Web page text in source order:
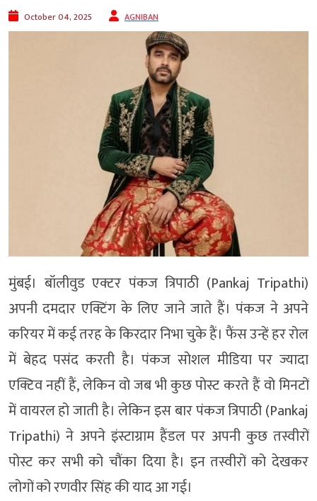
October 04, 2025 AGNIBAN
मुंबई। बॉलीवुड एक्टर पंकज त्रिपाठी (Pankaj Tripathi)
अपनी दमदार एक्टिंग के लिए जाने जाते हैं। पंकज ने अपने
करियर में कई तरह के किरदार निभा चुके हैं। फैंस उन्हें हर रोल
में बेहद पसंद करती है। पंकज सोशल मीडिया पर ज्यादा
एक्टिव नहीं हैं, लेकिन वो जब भी कुछ पोस्ट करते हैं वो मिनटों
में वायरल हो जाती है। लेकिन इस बार पंकज त्रिपाठी (Pankaj
Tripathi) ने अपने इंस्टाग्राम हैंडल पर अपनी कुछ तस्वीरों
पोस्ट कर सभी को चौंका दिया है। इन तस्वीरों को देखकर
लोगों को रणवीर सिंह की याद आ गई।